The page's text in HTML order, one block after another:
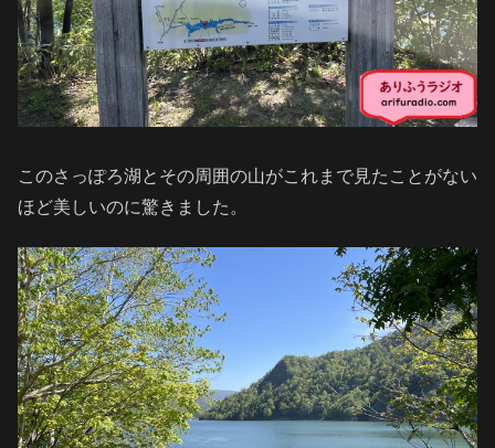
このさっぽろ湖とその周囲の山がこれまで見たことがない
ほど美しいのに驚きました。